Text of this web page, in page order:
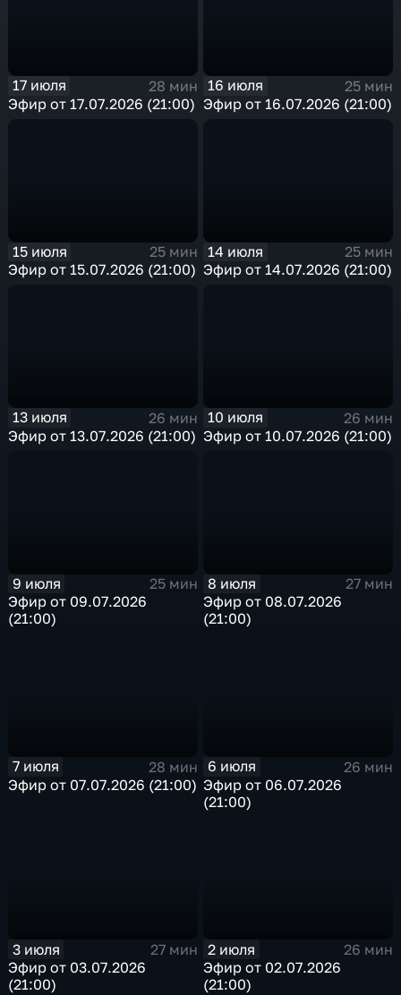
17 июля
28 мин
Эфир от 17.07.2026 (21:00)
16 июля
25 мин
Эфир от 16.07.2026 (21:00)
15 июля
25 мин
Эфир от 15.07.2026 (21:00)
14 июля
25 мин
Эфир от 14.07.2026 (21:00)
13 июля
26 мин
Эфир от 13.07.2026 (21:00)
10 июля
26 мин
Эфир от 10.07.2026 (21:00)
9 июля
25 мин
Эфир от 09.07.2026
(21:00)
8 июля
27 мин
Эфир от 08.07.2026
(21:00)
7 июля
28 мин
Эфир от 07.07.2026 (21:00)
6 июля
26 мин
Эфир от 06.07.2026
(21:00)
3 июля
27 мин
Эфир от 03.07.2026
(21:00)
2 июля
26 мин
Эфир от 02.07.2026
(21:00)